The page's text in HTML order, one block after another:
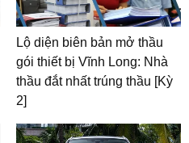
Lộ diện biên bản mở thầu
gói thiết bị Vĩnh Long: Nhà
thầu đắt nhất trúng thầu [Kỳ
2]